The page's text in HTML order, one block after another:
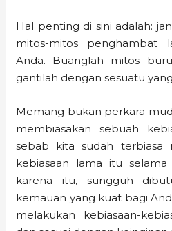
Hal penting di sini adalah:
mitos-mitos penghambat
Anda. Buanglah mitos
gantilah dengan sesuatu
Memang bukan perkara
membiasakan sebuah
sebab kita sudah terbiasa
kebiasaan lama itu
karena itu, sungguh
kemauan yang kuat bagi
melakukan kebiasaan-